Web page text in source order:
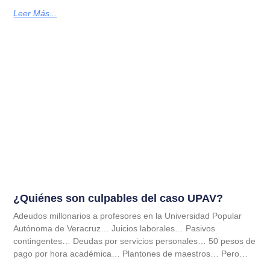
Leer Más...
¿Quiénes son culpables del caso UPAV?
Adeudos millonarios a profesores en la Universidad Popular
Autónoma de Veracruz… Juicios laborales… Pasivos
contingentes… Deudas por servicios personales… 50 pesos de
pago por hora académica… Plantones de maestros… Pero…